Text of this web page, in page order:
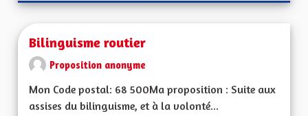
Bilinguisme routier
Proposition anonyme
Mon Code postal: 68 500Ma proposition : Suite aux
assises du bilinguisme, et à la volonté...